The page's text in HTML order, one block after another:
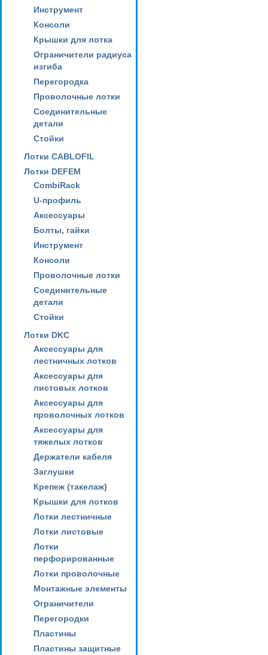
Инструмент
Консоли
Крышки для лотка
Ограничители радиуса
изгиба
Перегородка
Проволочные лотки
Соединительные
детали
Стойки
Лотки CABLOFIL
Лотки DEFEM
CombiRack
U-профиль
Аксессуары
Болты, гайки
Инструмент
Консоли
Проволочные лотки
Соединительные
детали
Стойки
Лотки DKC
Аксессуары для
лестничных лотков
Аксессуары для
листовых лотков
Аксессуары для
проволочных лотков
Аксессуары для
тяжелых лотков
Держатели кабеля
Заглушки
Крепеж (такелаж)
Крышки для лотков
Лотки лестничные
Лотки листовые
Лотки
перфорированные
Лотки проволочные
Монтажные элементы
Ограничители
Перегородки
Пластины
Пластины защитные